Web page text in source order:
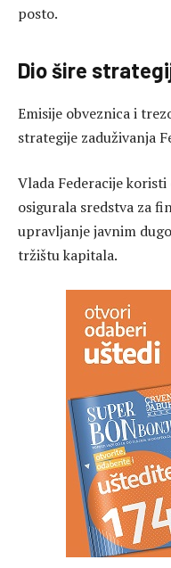
posto.
Dio šire
Emisije obveznica i
strategije zaduživanja
Vlada Federacije
osigurala sredstva za
upravljanje javnim
tržištu kapitala.